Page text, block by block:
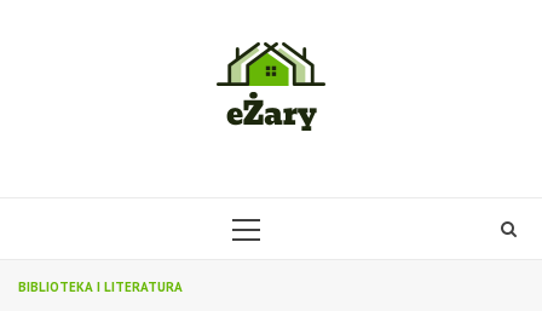
PRIMARY
BIBLIOTEKA I LITERATURA